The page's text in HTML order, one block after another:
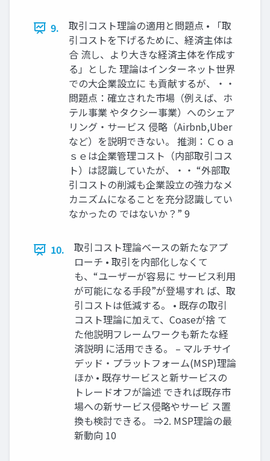
9.
取引コスト理論の適用と問題点 • 「取
引コストを下げるために、経済主体は
合 流し、より大きな経済主体を作成す
る」とした 理論はインターネット世界
での大企業設立に も貢献するが、・・
問題点：確立された市場（例えば、ホ
テル事業 やタクシー事業）へのシェア
リング・サービス 侵略（Airbnb,Uber
など）を説明できない。 推測：Ｃｏａ
ｓｅは企業管理コスト（内部取引コス
ト）は認識していたが、・・ “外部取
引コストの削減も企業設立の強力なメ
カニズムになることを充分認識してい
なかったの ではないか？” 9
10.
取引コスト理論ベースの新たなアプ
ローチ • 取引を内部化しなくて
も、“ユーザーが容易に サービス利用
が可能になる手段”が登場すれ ば、取
引コストは低減する。 • 既存の取引
コスト理論に加えて、Coaseが捨 て
た他説明フレームワークも新たな経
済説明 に活用できる。 – マルチサイ
デッド・プラットフォーム(MSP)理論
ほか • 既存サービスと新サービスの
トレードオフが論述 できれば既存市
場への新サービス侵略やサービ ス置
換も検討できる。 ⇒2. MSP理論の最
新動向 10